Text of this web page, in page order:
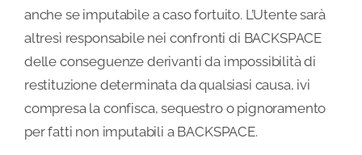
anche se imputabile a caso fortuito. L’Utente sarà
altresì responsabile nei confronti di BACKSPACE
delle conseguenze derivanti da impossibilità di
restituzione determinata da qualsiasi causa, ivi
compresa la confisca, sequestro o pignoramento
per fatti non imputabili a BACKSPACE.